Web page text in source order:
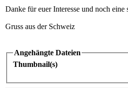
Danke für euer Interesse und noch eine
Gruss aus der Schweiz
Angehängte Dateien
Thumbnail(s)